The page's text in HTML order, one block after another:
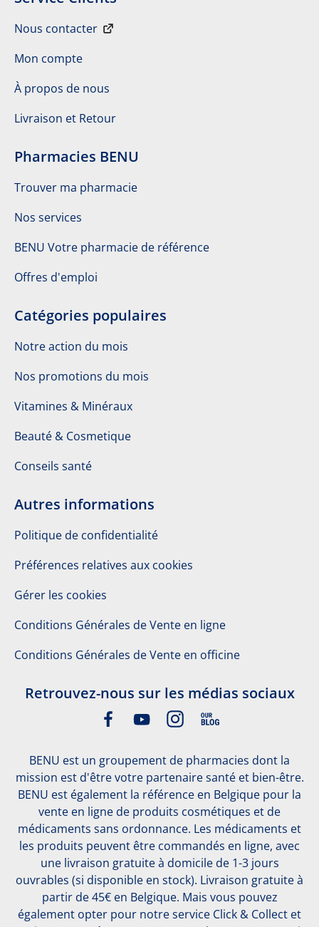
Nous contacter
Mon compte
À propos de nous
Livraison et Retour
Pharmacies BENU
Trouver ma pharmacie
Nos services
BENU Votre pharmacie de référence
Offres d'emploi
Catégories populaires
Notre action du mois
Nos promotions du mois
Vitamines & Minéraux
Beauté & Cosmetique
Conseils santé
Autres informations
Politique de confidentialité
Préférences relatives aux cookies
Gérer les cookies
Conditions Générales de Vente en ligne
Conditions Générales de Vente en officine
BENU est un groupement de pharmacies dont la
mission est d'être votre partenaire santé et bien-être.
BENU est également la référence en Belgique pour la
vente en ligne de produits cosmétiques et de
médicaments sans ordonnance. Les médicaments et
les produits peuvent être commandés en ligne, avec
une livraison gratuite à domicile de 1-3 jours
ouvrables (si disponible en stock). Livraison gratuite à
partir de 45€ en Belgique. Mais vous pouvez
également opter pour notre service Click & Collect et
Retrouvez-nous sur les médias sociaux